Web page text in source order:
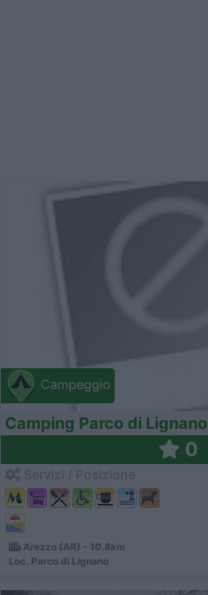
Campeggio
Camping Parco di Lignano
0
Arezzo (AR) - 10.8km
Loc. Parco di Lignano